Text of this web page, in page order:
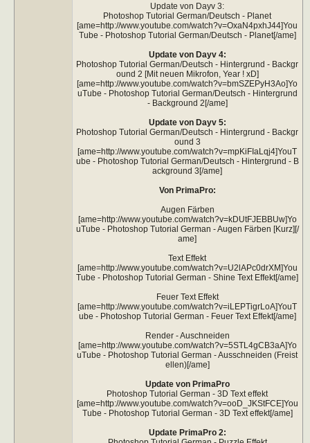
Update von Dayv 3:
Photoshop Tutorial German/Deutsch - Planet
[ame=http://www.youtube.com/watch?v=OxaN4pxhJ44]You
Tube - Photoshop Tutorial German/Deutsch - Planet[/ame]
Update von Dayv 4:
Photoshop Tutorial German/Deutsch - Hintergrund - Backgr
ound 2 [Mit neuen Mikrofon, Year ! xD]
[ame=http://www.youtube.com/watch?v=bmSZEPyH3Ao]Yo
uTube - Photoshop Tutorial German/Deutsch - Hintergrund
- Background 2[/ame]
Update von Dayv 5:
Photoshop Tutorial German/Deutsch - Hintergrund - Backgr
ound 3
[ame=http://www.youtube.com/watch?v=mpKiFIaLqj4]YouT
ube - Photoshop Tutorial German/Deutsch - Hintergrund - B
ackground 3[/ame]
Von PrimaPro:
Augen Färben
[ame=http://www.youtube.com/watch?v=kDUtFJEBBUw]Yo
uTube - Photoshop Tutorial German - Augen Färben [Kurz][/
ame]
Text Effekt
[ame=http://www.youtube.com/watch?v=U2lAPc0drXM]You
Tube - Photoshop Tutorial German - Shine Text Effekt[/ame]
Feuer Text Effekt
[ame=http://www.youtube.com/watch?v=iLEPTigrLoA]YouT
ube - Photoshop Tutorial German - Feuer Text Effekt[/ame]
Render - Auschneiden
[ame=http://www.youtube.com/watch?v=5STL4gCB3aA]Yo
uTube - Photoshop Tutorial German - Ausschneiden (Freist
ellen)[/ame]
Update von PrimaPro
Photoshop Tutorial German - 3D Text effekt
[ame=http://www.youtube.com/watch?v=ooD_JKStFCE]You
Tube - Photoshop Tutorial German - 3D Text effekt[/ame]
Update PrimaPro 2: